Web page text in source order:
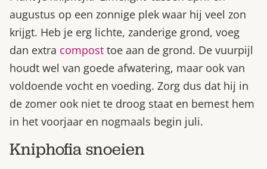
augustus op een zonnige plek waar hij veel zon
krijgt. Heb je erg lichte, zanderige grond, voeg
dan extra compost toe aan de grond. De vuurpijl
houdt wel van goede afwatering, maar ook van
voldoende vocht en voeding. Zorg dus dat hij in
de zomer ook niet te droog staat en bemest hem
in het voorjaar en nogmaals begin juli.
Kniphofia snoeien